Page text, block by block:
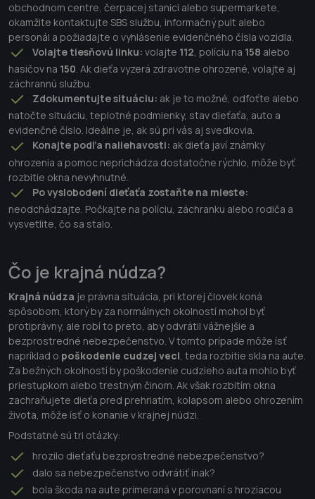
obchodnom centre, čerpacej stanici alebo supermarkete,
okamžite kontaktujte SBS službu, informačný pult alebo
personál a požiadajte o vyhlásenie evidenčného čísla vozidla.
Volajte tiesňovú linku: volajte 112, políciu na 158 alebo
hasičov na 150. Ak dieťa vyzerá zdravotne ohrozené, volajte aj
záchrannú službu.
Zdokumentujte situáciu: ak je to možné, odfoťte alebo
natočte situáciu, teplotné podmienky, stav dieťaťa, auto a
evidenčné číslo. Ideálne je, ak sú pri vás aj svedkovia.
Konajte podľa naliehavosti: ak dieťa javí známky
ohrozenia a pomoc neprichádza dostatočne rýchlo, môže byť
rozbitie okna nevyhnutné.
Po vyslobodení dieťaťa zostaňte na mieste:
neodchádzajte. Počkajte na políciu, záchranku alebo rodiča a
vysvetlite, čo sa stalo.
Čo je krajná núdza?
Krajná núdza je právna situácia, pri ktorej človek koná
spôsobom, ktorý by za normálnych okolností mohol byť
protiprávny, ale robí to preto, aby odvrátil vážnejšie a
bezprostredné nebezpečenstvo. V tomto prípade môže ísť
napríklad o poškodenie cudzej veci, teda rozbitie skla na aute.
Za bežných okolností by poškodenie cudzieho auta mohlo byť
priestupkom alebo trestným činom. Ak však rozbitím okna
zachraňujete dieťa pred prehriatím, kolapsom alebo ohrozením
života, môže ísť o konanie v krajnej núdzi.
Podstatné sú tri otázky:
hrozilo dieťaťu bezprostredné nebezpečenstvo?
dalo sa nebezpečenstvo odvrátiť inak?
bola škoda na aute primeraná v porovnaní s hroziacou